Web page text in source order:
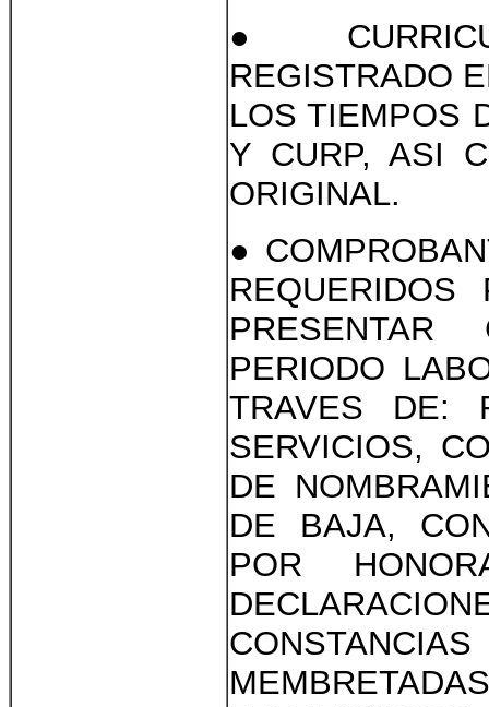
●
REGISTRADO
LOS TIEMPOS
Y CURP, ASI
ORIGINAL.
●
PERIODO
TRAVES DE:
SERVICIOS,
DE
DE BAJA,
POR